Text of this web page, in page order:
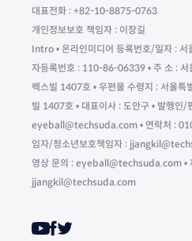
대표전화 : +82-10-8875-0763
개인정보보호 책임자 : 이창길
Intro • 온라인미디어 등록번호/일자 :
자등록번호 : 110-86-06339 • 주 소 : 서
렉스빌 1407호 • 우편물 수령지 : 서울
빌 1407호 • 대표이사 : 도안구 • 발행인/
eyeball@techsuda.com • 연락처 :
임자/청소년보호책임자 :
영상 문의 : eyeball@techsuda.com •
jjangkil@techsuda.com